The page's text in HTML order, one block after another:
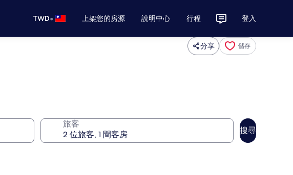
TWD• 上架您的房源 說明中心 行程 登入
分享 儲存
旅客
搜尋